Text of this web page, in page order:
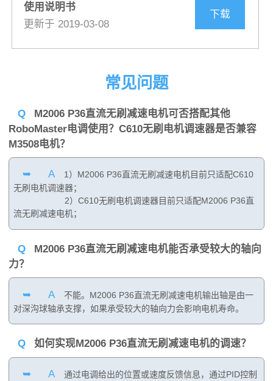
使用说明书
更新于 2019-03-08
下载
常见问题
Q
M2006 P36直流无刷减速电机可否搭配其他
RoboMaster电调使用？C610无刷电机调速器是否兼容
M3508电机？
➥ A
1）M2006 P36直流无刷减速电机目前只适配C610
无刷电机调速器；
2）C610无刷电机调速器目前只适配M2006 P36直
流无刷减速电机；
Q
M2006 P36直流无刷减速电机能否承受较大的轴向
力？
➥ A
不能。M2006 P36直流无刷减速电机输出轴是由一
对深沟球轴承支撑，如果承受较大的轴向力会影响电机寿命。
Q 如何实现M2006 P36直流无刷减速电机的调速？
➥ A
通过电调给出的位置或速度反馈信息，通过PID控制